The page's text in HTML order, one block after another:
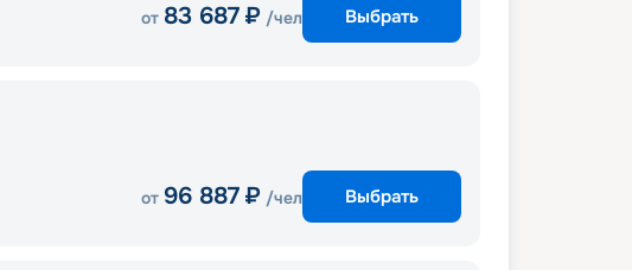
от 83 687 ₽ /чел Выбрать
от 96 887 ₽ /чел Выбрать